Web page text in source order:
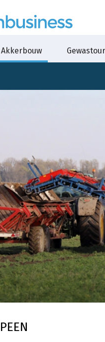
Akkerbouw Gewastour
PEEN